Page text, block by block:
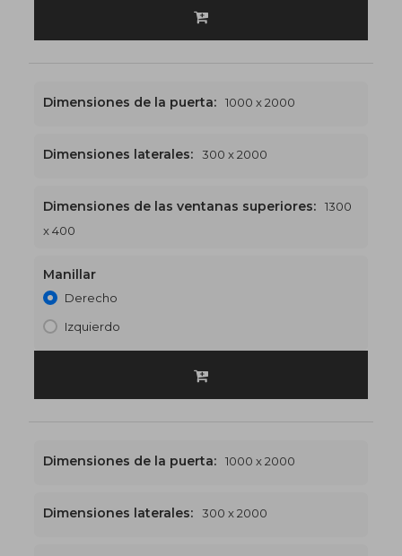
1300 x 2400€516
Dimensiones de la puerta: 1000 x 2000
Dimensiones laterales: 300 x 2000
Dimensiones de las ventanas superiores:
1300
x 400
Manillar
Derecho
Izquierdo
Dimensiones de la puerta: 1000 x 2000
Dimensiones laterales: 300 x 2000